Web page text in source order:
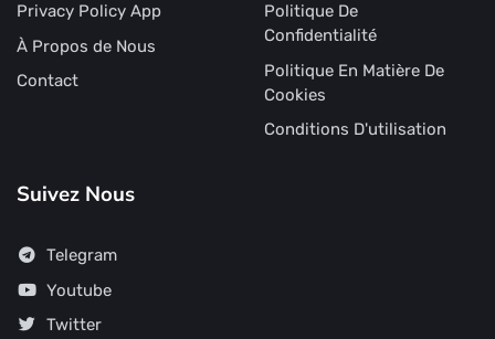
Privacy Policy App
À Propos de Nous
Contact
Politique De
Confidentialité
Politique En Matière De
Cookies
Conditions D'utilisation
Suivez Nous
Telegram
Youtube
Twitter